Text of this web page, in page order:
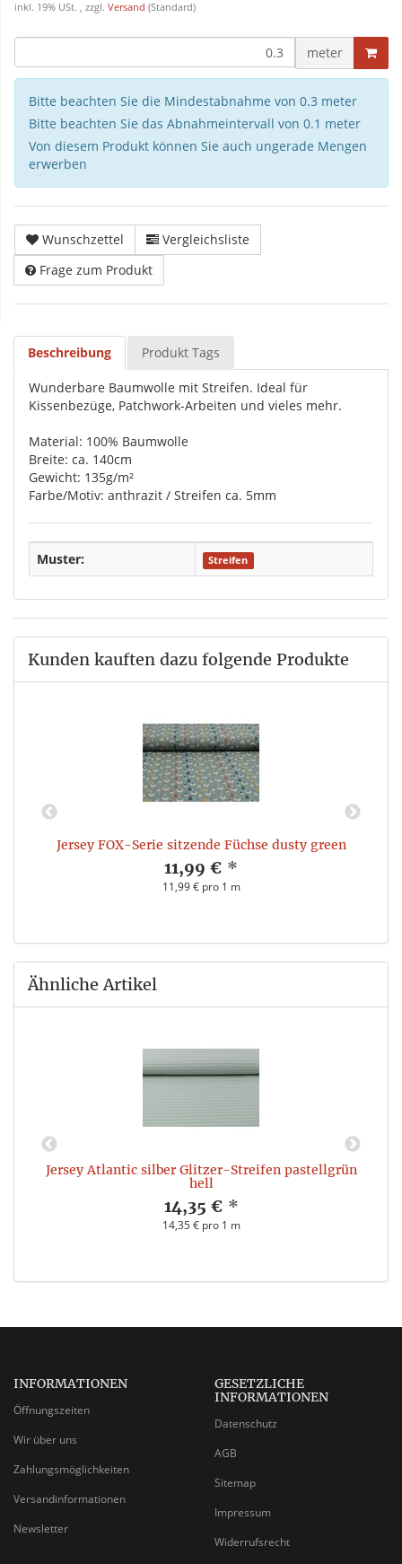
inkl. 19% USt. , zzgl. Versand (Standard)
meter
Bitte beachten Sie die Mindestabnahme von 0.3 meter
Bitte beachten Sie das Abnahmeintervall von 0.1 meter
Von diesem Produkt können Sie auch ungerade Mengen
erwerben
Wunschzettel
Vergleichsliste
Frage zum Produkt
Beschreibung Produkt Tags
Wunderbare Baumwolle mit Streifen. Ideal für
Kissenbezüge, Patchwork-Arbeiten und vieles mehr.
Material: 100% Baumwolle
Breite: ca. 140cm
Gewicht: 135g/m²
Farbe/Motiv: anthrazit / Streifen ca. 5mm
Muster: Streifen
Kunden kauften dazu folgende Produkte
Jersey FOX-Serie sitzende Füchse dusty green
11,99 € *
11,99 € pro 1 m
Ähnliche Artikel
Jersey Atlantic silber Glitzer-Streifen pastellgrün
hell
14,35 € *
14,35 € pro 1 m
INFORMATIONEN
Öffnungszeiten
Wir über uns
Zahlungsmöglichkeiten
Versandinformationen
Newsletter
GESETZLICHE
INFORMATIONEN
Datenschutz
AGB
Sitemap
Impressum
Widerrufsrecht